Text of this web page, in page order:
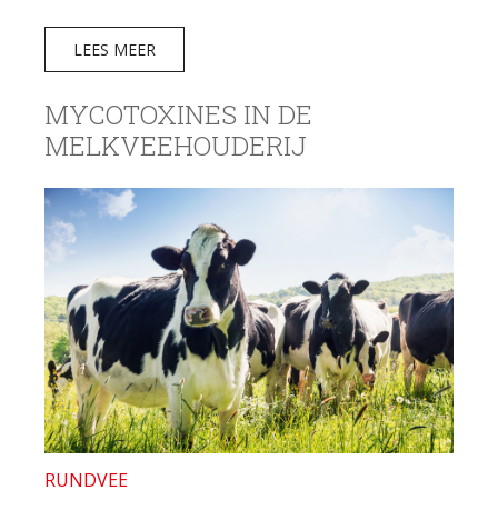
LEES MEER
MYCOTOXINES IN DE
MELKVEEHOUDERIJ
RUNDVEE